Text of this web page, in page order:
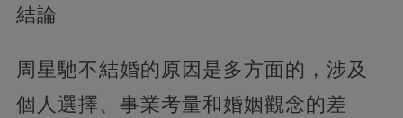
結論
周星馳不結婚的原因是多方面的，涉及
個人選擇、事業考量和婚姻觀念的差